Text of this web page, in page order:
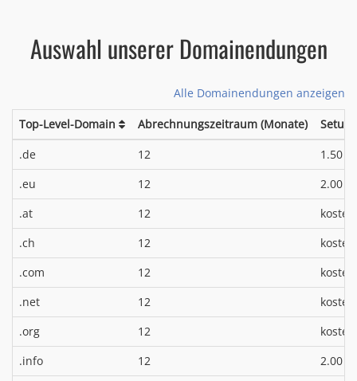
Auswahl unserer Domainendungen
Alle Domainendungen anzeigen
Top-Level-Domain Abrechnungszeitraum (Monate)
.de
12 1.50 €
.eu 12 2.00 €
.at 12
.ch
12
.com
12
.net
12
.org
12
.info
12 2.00 €